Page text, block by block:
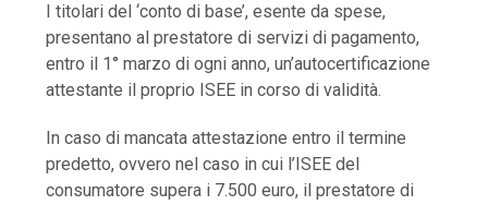
I titolari del ‘conto di base’, esente da spese,
presentano al prestatore di servizi di pagamento,
entro il 1° marzo di ogni anno, un’autocertificazione
attestante il proprio ISEE in corso di validità.
In caso di mancata attestazione entro il termine
predetto, ovvero nel caso in cui l’ISEE del
consumatore supera i 7.500 euro, il prestatore di